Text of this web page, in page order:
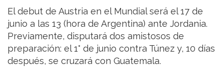
El debut de Austria en el Mundial será el 17 de
junio a las 13 (hora de Argentina) ante Jordania.
Previamente, disputará dos amistosos de
preparación: el 1° de junio contra Túnez y, 10 días
después, se cruzará con Guatemala.